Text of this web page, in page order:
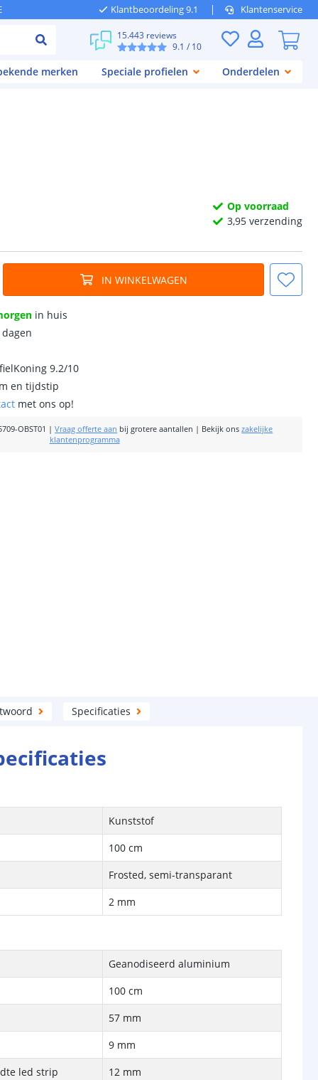
Klantbeoordeling 9.1 Klantenservice
15.443 reviews
9.1 / 10
merken Speciale profielen Onderdelen
Op voorraad
3,95 verzending
IN WINKELWAGEN
in huis
9.2/10
en tijdstip
met ons op!
OBST01 |Vraag offerte aan bij grotere aantallen | Bekijk ons zakelijke
klantenprogramma
Specificaties
Kunststof
100 cm
Frosted, semi-transparant
2 mm
Geanodiseerd aluminium
100 cm
57 mm
9 mm
led strip
12 mm